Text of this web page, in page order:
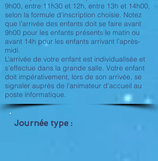
9h00, entre 11h30 et 12h, entre 13h et 14h00,
selon la formule d’inscription choisie. Notez
que l’arrivée des enfants doit se faire avant
9h00 pour les enfants présents le matin ou
avant 14h pour les enfants arrivant l’après-
midi.
L’arrivée de votre enfant est individualisée et
s’effectue dans la grande salle. Votre enfant
doit impérativement, lors de son arrivée, se
signaler auprès de l’animateur d’accueil au
poste informatique.
Journée type :